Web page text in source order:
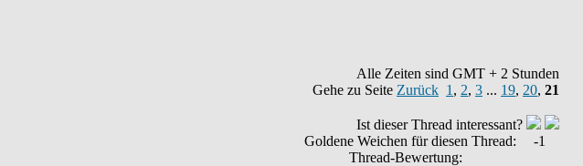
Alle Zeiten sind GMT + 2 Stunden
Gehe zu Seite Zurück 1 , 2, 3 ... 19, 20, 21
Ist dieser Thread interessant?
Goldene Weichen für diesen Thread:
-1
Thread-Bewertung: